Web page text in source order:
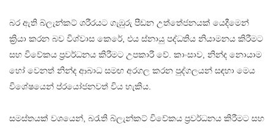
බර ඇති බ්ලැන්කට් ශරීරයට ගැඹුරු පීඩන උත්තේජනයක් යෙදීමෙන්
ක්‍රියා කරන බව විශ්වාස කෙරේ, එය ස්නායු පද්ධතිය නියාමනය කිරීමට
සහ විවේකය ප්‍රවර්ධනය කිරීමට උපකාරී වේ. කාංසාව, නින්ද නොයාම
හෝ වෙනත් නින්ද ආබාධ සමඟ අරගල කරන පුද්ගලයන් සඳහා මෙය
විශේෂයෙන් ප්රයෝජනවත් විය හැකිය.
සමස්තයක් වශයෙන්, බරැති බ්ලැන්කට් විවේකය ප්‍රවර්ධනය කිරීමට සහ
කරන අතර විශාල ඒවාට ඇඳක්
සම්පූර්ණයෙන්ම ආවරණය කළ
හැකිය. එය බොහෝ සේදීමෙන්
පසුව පවා මෘදු හා පෙති රහිතව
පවතින අතර, එය විවිධ
සඳහා විශිෂ්ට කරයි.
තොග අභිරුචි බර ඇති බ්ලැන්කට්
වල පිරිවිතර ඔබේ අවශ්‍යතා අනුව
අභිරුචිකරණය කළ හැකිය.